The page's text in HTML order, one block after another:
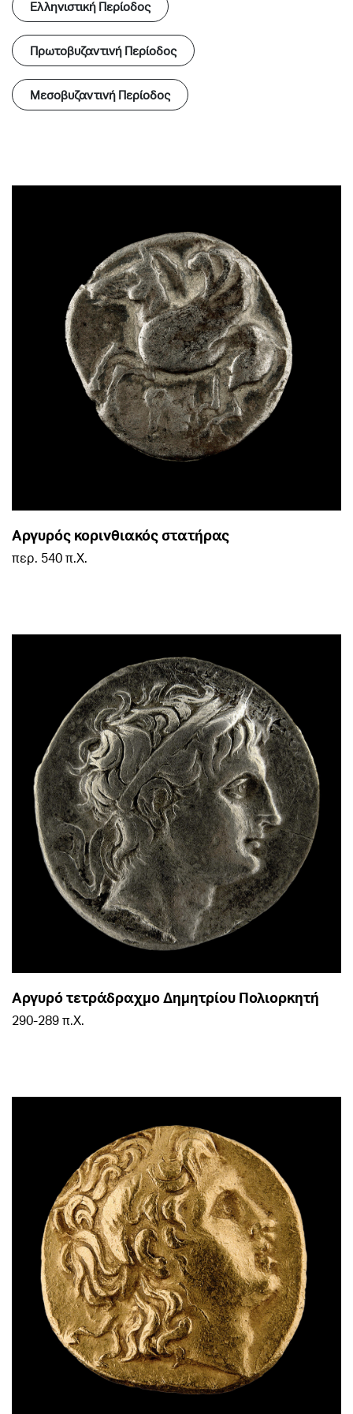
Ελληνιστική Περίοδος
Πρωτοβυζαντινή Περίοδος
Μεσοβυζαντινή Περίοδος
Αργυρός κορινθιακός στατήρας
περ. 540 π.Χ.
Αργυρό τετράδραχμο Δημητρίου Πολιορκητή
290-289 π.Χ.